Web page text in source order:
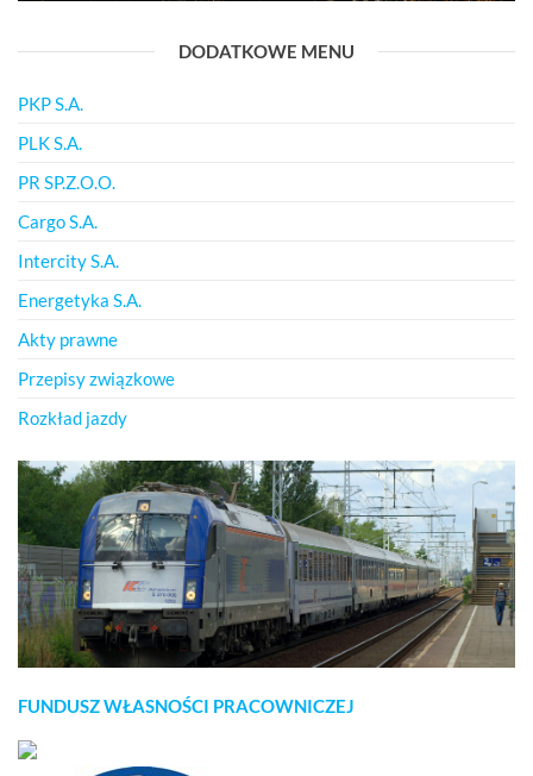
DODATKOWE MENU
PKP S.A.
PLK S.A.
PR SP.Z.O.O.
Cargo S.A.
Intercity S.A.
Energetyka S.A.
Akty prawne
Przepisy związkowe
Rozkład jazdy
FUNDUSZ WŁASNOŚCI PRACOWNICZEJ